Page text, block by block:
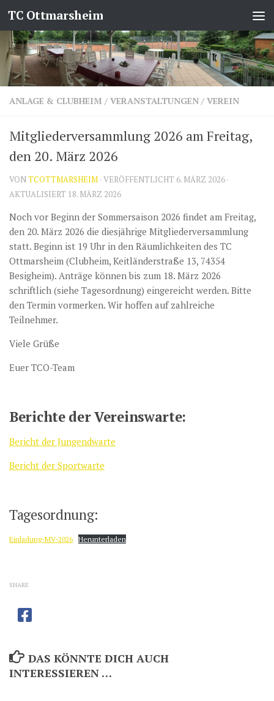
Zum Inhalt springen
TC Ottmarsheim
ANLAGE & CLUBHEIM / VERANSTALTUNGEN / VEREIN
Mitgliederversammlung 2026 am Freitag,
den 20. März 2026
VONTCOTTMARSHEIM · VERÖFFENTLICHT 6. MÄRZ 2026 ·
AKTUALISIERT 18. MÄRZ 2026
Noch vor Beginn der Sommersaison 2026 findet am Freitag,
den 20. März 2026 die diesjährige Mitgliederversammlung
statt. Beginn ist 19 Uhr in den Räumlichkeiten des TC
Ottmarsheim (Clubheim, Keitländerstraße 13, 74354
Besigheim). Anträge können bis zum 18. März 2026
schriftlich (siehe Tagesordnung) eingereicht werden. Bitte
den Termin vormerken. Wir hoffen auf zahlreiche
Teilnehmer.
Viele Grüße
Euer TCO-Team
Berichte der Vereinswarte:
Bericht der Jungendwarte
Bericht der Sportwarte
Tagesordnung:
Einladung-MV-2026 Herunterladen
SHARE
DAS KÖNNTE DICH AUCH
INTERESSIEREN …